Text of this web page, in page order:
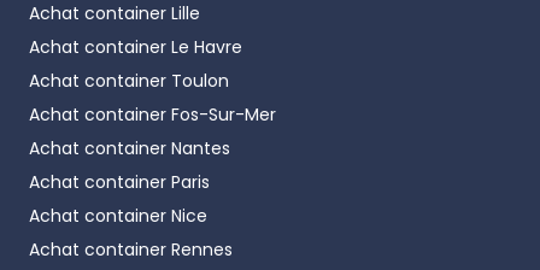
Achat container Lille
Achat container Le Havre
Achat container Toulon
Achat container Fos-Sur-Mer
Achat container Nantes
Achat container Paris
Achat container Nice
Achat container Rennes